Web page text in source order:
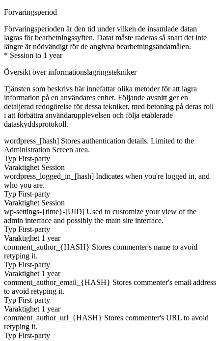
Förvaringsperiod
Förvaringsperioden är den tid under vilken de insamlade datan
lagras för bearbetningssyften. Datat måste raderas så snart det inte
längre är nödvändigt för de angivna bearbetningsändamålen.
* Session to 1 year
Översikt över informationslagringstekniker
Tjänsten som beskrivs här innefattar olika metoder för att lagra
information på en användares enhet. Följande avsnitt ger en
detaljerad redogörelse för dessa tekniker, med betoning på deras roll
i att förbättra användarupplevelsen och följa etablerade
dataskyddsprotokoll.
wordpress_[hash] Stores authentication details. Limited to the
Administration Screen area.
Typ First-party
Varaktighet Session
wordpress_logged_in_[hash] Indicates when you're logged in, and
who you are.
Typ First-party
Varaktighet Session
wp-settings-{time}-[UID] Used to customize your view of the
admin interface and possibly the main site interface.
Typ First-party
Varaktighet 1 year
comment_author_{HASH} Stores commenter's name to avoid
retyping it.
Typ First-party
Varaktighet 1 year
comment_author_email_{HASH} Stores commenter's email address
to avoid retyping it.
Typ First-party
Varaktighet 1 year
comment_author_url_{HASH} Stores commenter's URL to avoid
retyping it.
Typ First-party